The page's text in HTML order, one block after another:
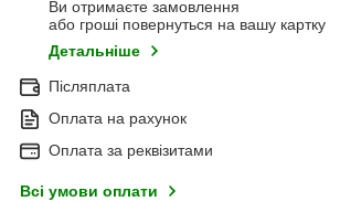
Ви отримаєте замовлення
або гроші повернуться на вашу картку
Детальніше
Післяплата
Оплата на рахунок
Оплата за реквізитами
Всі умови оплати